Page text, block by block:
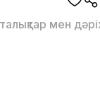
мен